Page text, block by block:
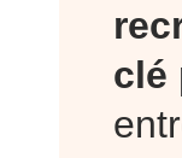
clé